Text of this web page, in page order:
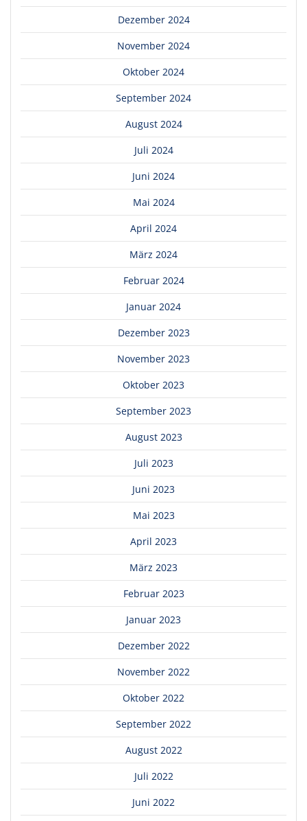
Dezember 2024
November 2024
Oktober 2024
September 2024
August 2024
Juli 2024
Juni 2024
Mai 2024
April 2024
März 2024
Februar 2024
Januar 2024
Dezember 2023
November 2023
Oktober 2023
September 2023
August 2023
Juli 2023
Juni 2023
Mai 2023
April 2023
März 2023
Februar 2023
Januar 2023
Dezember 2022
November 2022
Oktober 2022
September 2022
August 2022
Juli 2022
Juni 2022